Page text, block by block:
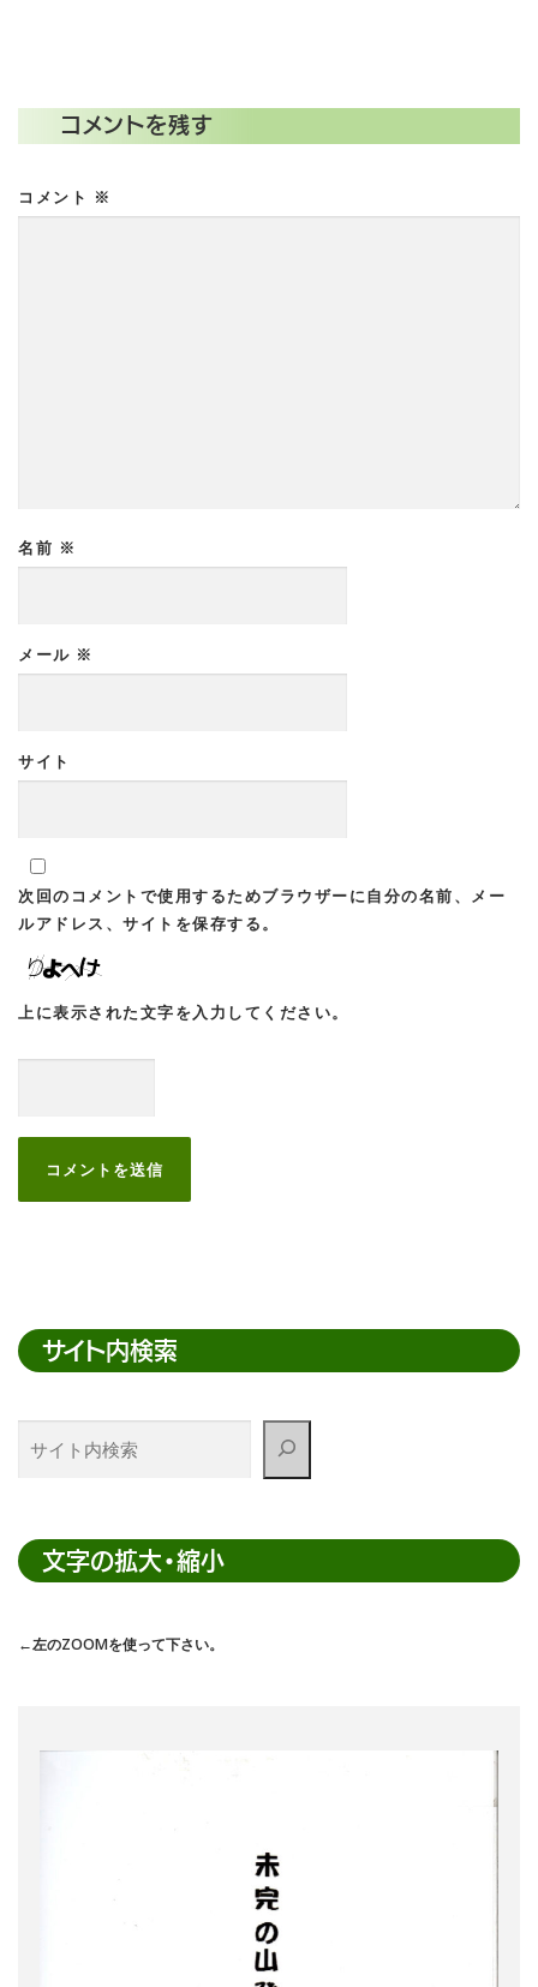
コメントを残す
コメント ※
名前 ※
メール ※
サイト
次回のコメントで使用するためブラウザーに自分の名前、メー
ルアドレス、サイトを保存する。
上に表示された文字を入力してください。
サイト内検索
検
索
文字の拡大・縮小
←左のZOOMを使って下さい。